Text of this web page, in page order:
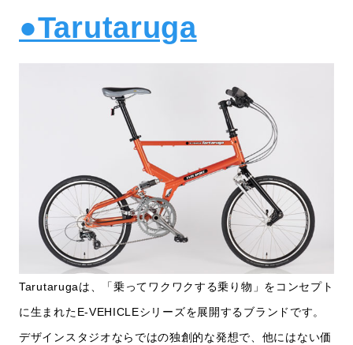
●Tarutaruga
Tarutarugaは、「乗ってワクワクする乗り物」をコンセプト
に生まれたE-VEHICLEシリーズを展開するブランドです。
デザインスタジオならではの独創的な発想で、他にはない価